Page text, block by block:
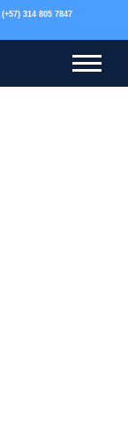
(+57) 314 805 7847